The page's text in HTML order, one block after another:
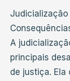
Judicialização
A
principais
de justiça. Ela